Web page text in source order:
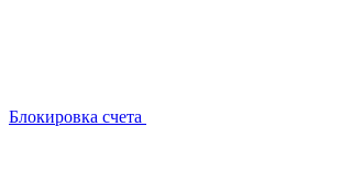
Блокировка счета